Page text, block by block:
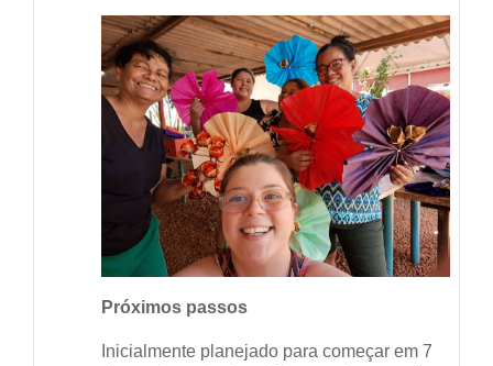
Próximos passos
Inicialmente planejado para começar em 7